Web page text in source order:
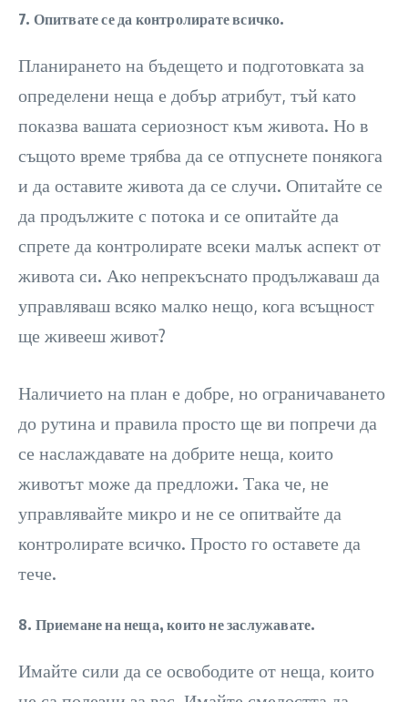
7. Опитвате се да контролирате всичко.
Планирането на бъдещето и подготовката за
определени неща е добър атрибут, тъй като
показва вашата сериозност към живота. Но в
същото време трябва да се отпуснете понякога
и да оставите живота да се случи. Опитайте се
да продължите с потока и се опитайте да
спрете да контролирате всеки малък аспект от
живота си. Ако непрекъснато продължаваш да
управляваш всяко малко нещо, кога всъщност
ще живееш живот?
Наличието на план е добре, но ограничаването
до рутина и правила просто ще ви попречи да
се наслаждавате на добрите неща, които
животът може да предложи. Така че, не
управлявайте микро и не се опитвайте да
контролирате всичко. Просто го оставете да
тече.
8. Приемане на неща, които не заслужавате.
Имайте сили да се освободите от неща, които